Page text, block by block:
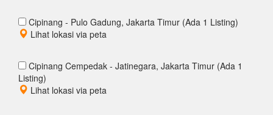
Cipinang - Pulo Gadung, Jakarta Timur (Ada 1 Listing)
Lihat lokasi via peta
Cipinang Cempedak - Jatinegara, Jakarta Timur (Ada 1
Listing)
Lihat lokasi via peta